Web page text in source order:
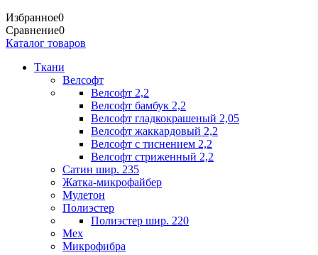
Избранное0
Сравнение0
Каталог товаров
Ткани
Велсофт
Велсофт 2,2
Велсофт бамбук 2,2
Велсофт гладкокрашеный 2,05
Велсофт жаккардовый 2,2
Велсофт с тиснением 2,2
Велсофт стриженный 2,2
Сатин шир. 235
Жатка-микрофайбер
Мулетон
Полиэстер
Полиэстер шир. 220
Мех
Микрофибра